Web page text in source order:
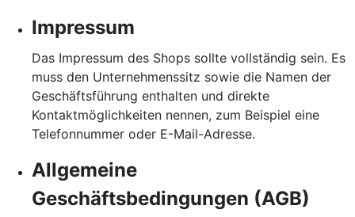
Impressum
Das Impressum des Shops sollte vollständig sein. Es
muss den Unternehmenssitz sowie die Namen der
Geschäftsführung enthalten und direkte
Kontaktmöglichkeiten nennen, zum Beispiel eine
Telefonnummer oder E-Mail-Adresse.
Allgemeine
Geschäftsbedingungen (AGB)